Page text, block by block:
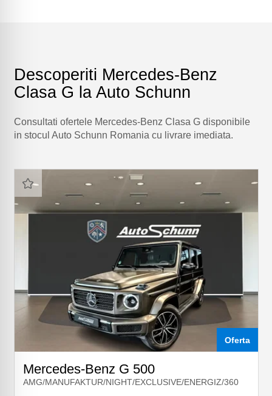
Descoperiti Mercedes-Benz
Clasa G la Auto Schunn
Consultati ofertele Mercedes-Benz Clasa G disponibile
in stocul Auto Schunn Romania cu livrare imediata.
Oferta
Mercedes-Benz G 500
AMG/MANUFAKTUR/NIGHT/EXCLUSIVE/ENERGIZ/360